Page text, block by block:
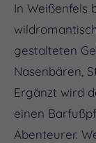
In Weißenfels
gestalteten
Nasenbären,
Ergänzt wird
einen
Abenteurer.